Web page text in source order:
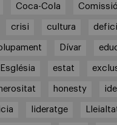
Coca-Cola
crisi cultura
Dívar
Església estat
honesty
lideratge